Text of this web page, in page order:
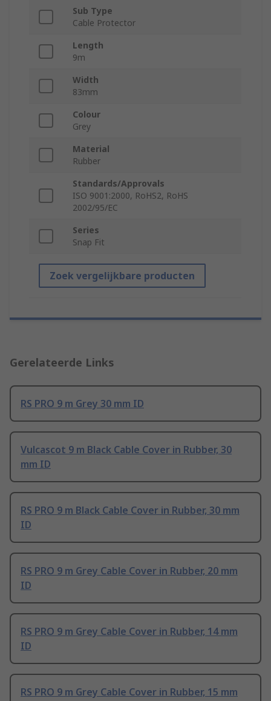
Sub Type
Cable Protector
Length
9m
Width
83mm
Colour
Grey
Material
Rubber
Standards/Approvals
ISO 9001:2000, RoHS2, RoHS
2002/95/EC
Series
Snap Fit
Zoek vergelijkbare producten
Gerelateerde Links
RS PRO 9 m Grey 30 mm ID
Vulcascot 9 m Black Cable Cover in Rubber, 30
mm ID
RS PRO 9 m Black Cable Cover in Rubber, 30 mm
ID
RS PRO 9 m Grey Cable Cover in Rubber, 20 mm
ID
RS PRO 9 m Grey Cable Cover in Rubber, 14 mm
ID
RS PRO 9 m Grey Cable Cover in Rubber, 15 mm